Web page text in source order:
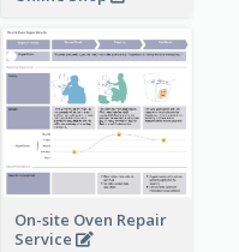
On-site Oven Repair
Service